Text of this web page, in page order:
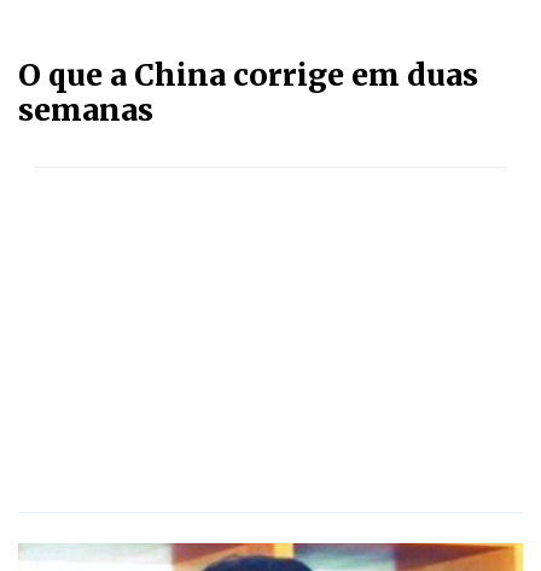
O que a China corrige em duas
semanas